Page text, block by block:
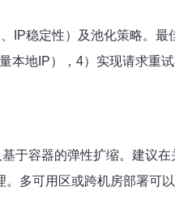
IP稳定性）及池化策略。
地IP），4）实现请求重
于容器的弹性扩缩。建议
多可用区或跨机房部署可